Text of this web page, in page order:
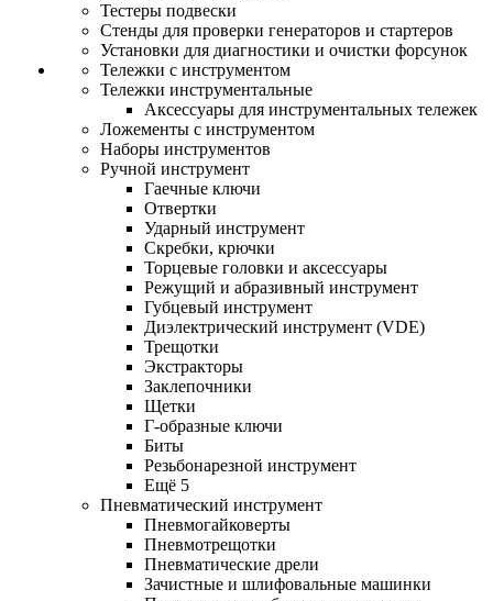
Тестеры подвески
Стенды для проверки генераторов и стартеров
Установки для диагностики и очистки форсунок
Тележки с инструментом
Тележки инструментальные
Аксессуары для инструментальных тележек
Ложементы с инструментом
Наборы инструментов
Ручной инструмент
Гаечные ключи
Отвертки
Ударный инструмент
Скребки, крючки
Торцевые головки и аксессуары
Режущий и абразивный инструмент
Губцевый инструмент
Диэлектрический инструмент (VDE)
Трещотки
Экстракторы
Заклепочники
Щетки
Г-образные ключи
Биты
Резьбонарезной инструмент
Ещё 5
Пневматический инструмент
Пневмогайковерты
Пневмотрещотки
Пневматические дрели
Зачистные и шлифовальные машинки